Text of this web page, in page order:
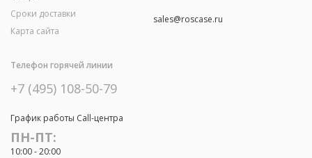
Сроки доставки
Карта сайта
sales@roscase.ru
Телефон горячей линии
+7 (495) 108-50-79
График работы Call-центра
ПН-ПТ:
10:00 - 20:00